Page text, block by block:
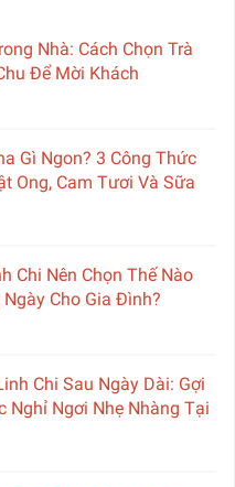
Nhà: Cách Chọn Trà
Để Mời Khách
Gì Ngon? 3 Công Thức
Ong, Cam Tươi Và Sữa
Chi Nên Chọn Thế Nào
Cho Gia Đình?
Chi Sau Ngày Dài: Gợi
Nghỉ Ngơi Nhẹ Nhàng Tại